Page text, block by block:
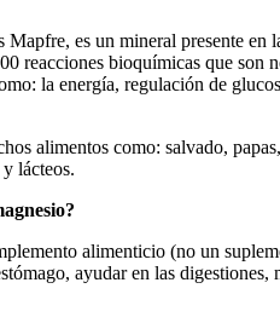
es un mineral presente en
reacciones bioquímicas que son
la energía, regulación de
alimentos como: salvado,
lácteos.
alimenticio (no un
ayudar en las